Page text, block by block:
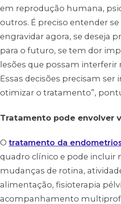
em reprodução humana,
outros. É preciso entender
engravidar agora, se deseja
para o futuro, se tem dor
lesões que possam
Essas decisões precisam ser
otimizar o tratamento”,
Tratamento pode envolver
O tratamento da
quadro clínico e pode incluir
mudanças de rotina,
alimentação, fisioterapia
acompanhamento